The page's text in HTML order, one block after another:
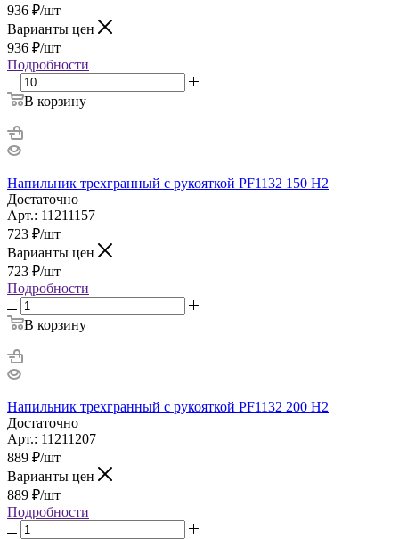
936 ₽/шт
Варианты цен
936 ₽/шт
Подробности
В корзину
Напильник трехгранный с рукояткой PF1132 150 H2
Достаточно
Арт.: 11211157
723 ₽/шт
Варианты цен
723 ₽/шт
Подробности
В корзину
Напильник трехгранный с рукояткой PF1132 200 H2
Достаточно
Арт.: 11211207
889 ₽/шт
Варианты цен
889 ₽/шт
Подробности